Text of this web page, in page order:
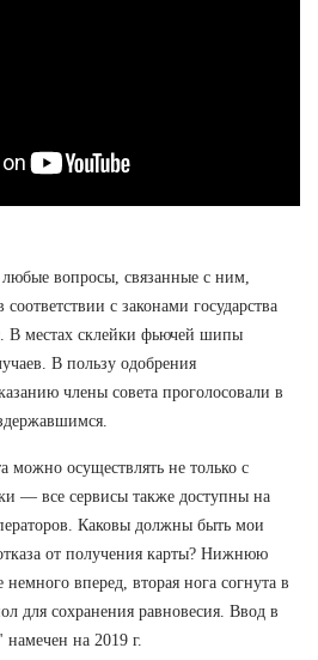
вопросы, связанные с ним,
с законами государства
В местах склейки фьючей шипы
В пользу одобрения
члены совета проголосовали в
можно осуществлять не только с
— все сервисы также доступны на
Каковы должны быть мои
от получения карты? Нижнюю
вперед, вторая нога согнута в
для сохранения равновесия. Ввод в
на 2019 г.